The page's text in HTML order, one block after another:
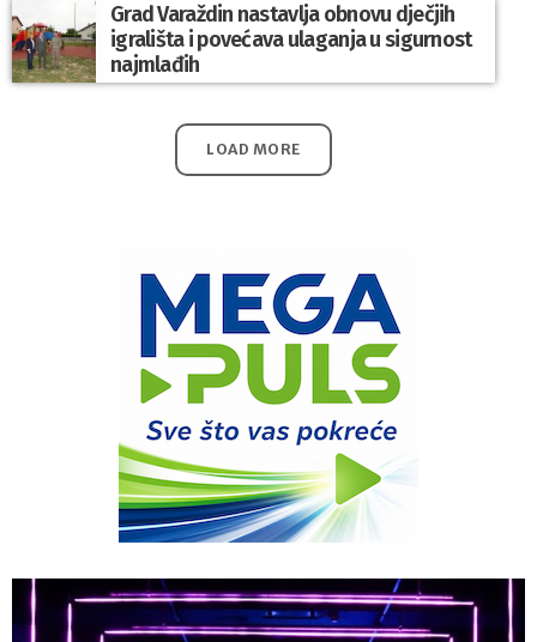
Grad Varaždin nastavlja obnovu dječjih
igrališta i povećava ulaganja u sigurnost
najmlađih
LOAD MORE